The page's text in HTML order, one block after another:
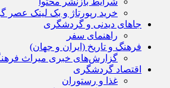
خرید رپورتاژ و بک لینک عصر
جاهای دیدنی و گردشگری
راهنمای سفر
فرهنگ و تاریخ (ایران و جهان)
گزارش‌های خبری میراث
اقتصاد گردشگری
غذا و رستوران